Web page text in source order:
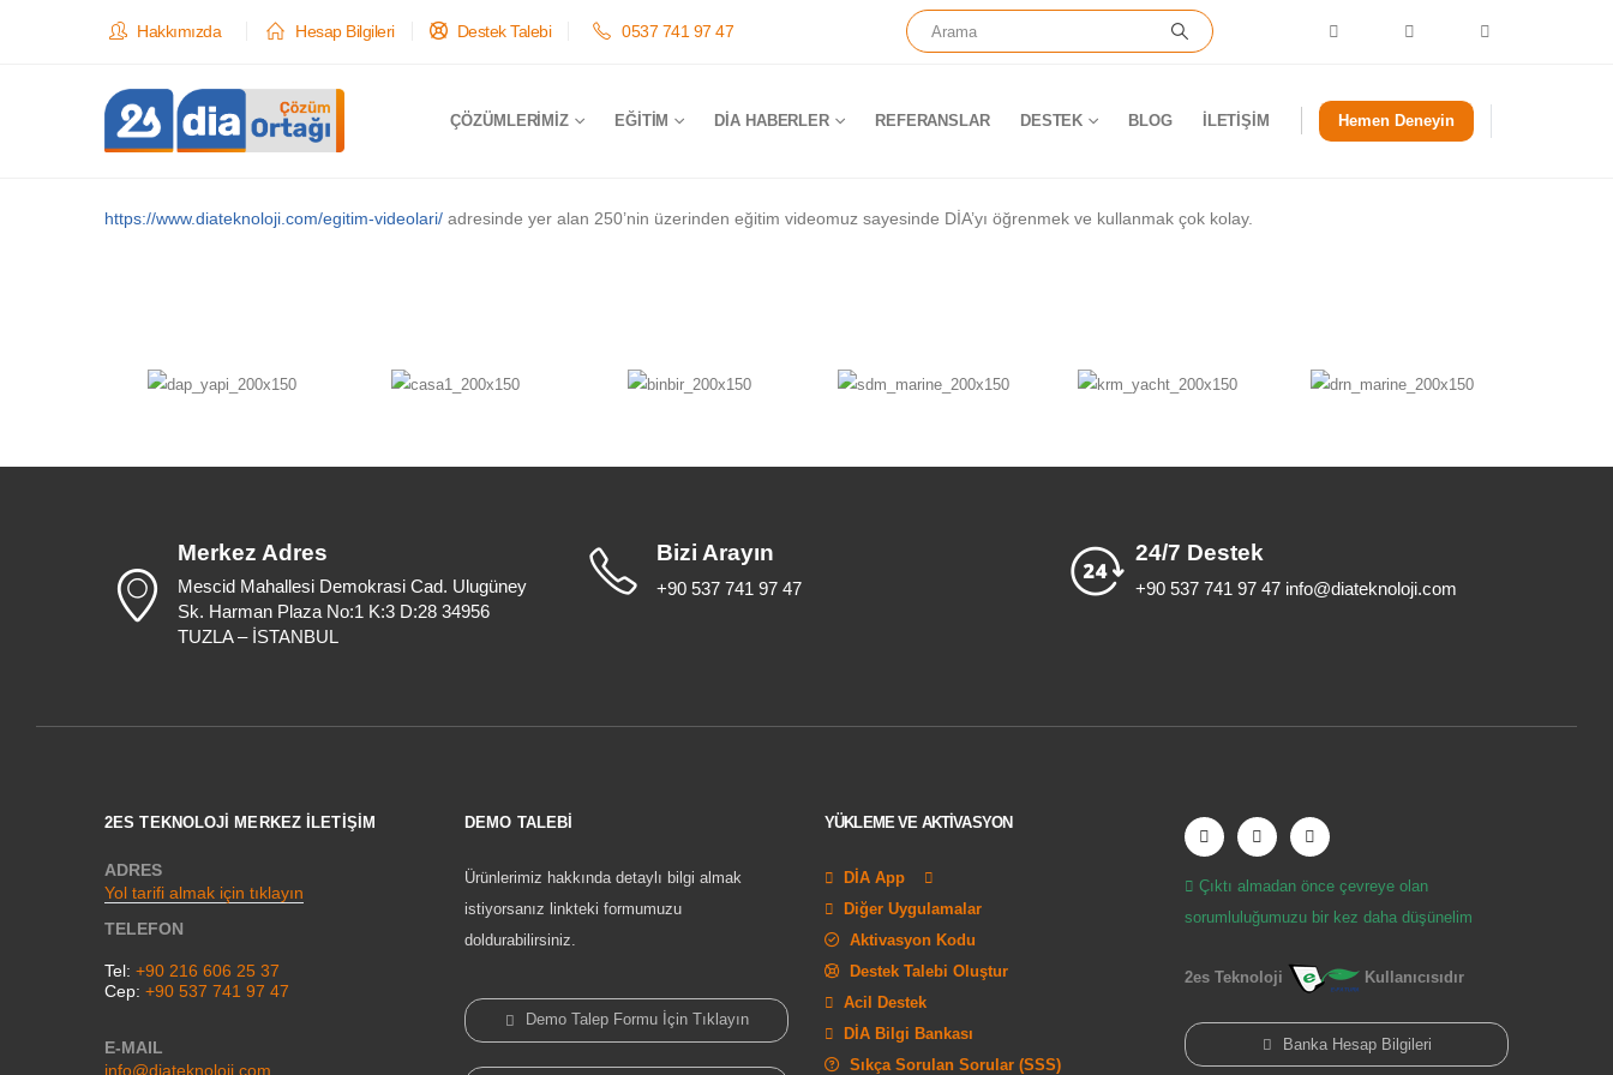
Hakkımızda Hesap Bilgileri Destek Talebi 0537 741 97 47
ÇÖZÜMLERIMIZ EĞITIM DİA HABERLER REFERANSLAR DESTEK BLOG İLETIŞIM Hemen Deneyin
https://www.diateknoloji.com/egitim-videolari/ adresinde yer alan 250’nin üzerinden eğitim videomuz sayesinde DİA’yı öğrenmek ve kullanmak çok kolay.
Merkez Adres
Mescid Mahallesi Demokrasi Cad. Ulugüney
Sk. Harman Plaza No:1 K:3 D:28 34956
TUZLA – İSTANBUL
Bizi Arayın
+90 537 741 97 47
24/7 Destek
+90 537 741 97 47 info@diateknoloji.com
2ES TEKNOLOJİ MERKEZ İLETİŞİM
ADRES
Yol tarifi almak için tıklayın
TELEFON
Tel: +90 216 606 25 37
Cep: +90 537 741 97 47
E-MAIL
info@diateknoloji.com
DEMO TALEBİ
Ürünlerimiz hakkında detaylı bilgi almak
istiyorsanız linkteki formumuzu
doldurabilirsiniz.
Demo Talep Formu İçin Tıklayın
YÜKLEME VE AKTİVASYON
DİA App
Diğer Uygulamalar
Aktivasyon Kodu
Destek Talebi Oluştur
Acil Destek
DİA Bilgi Bankası
Sıkça Sorulan Sorular (SSS)
Çıktı almadan önce çevreye olan
sorumluluğumuzu bir kez daha düşünelim
2es Teknoloji Kullanıcısıdır
Banka Hesap Bilgileri